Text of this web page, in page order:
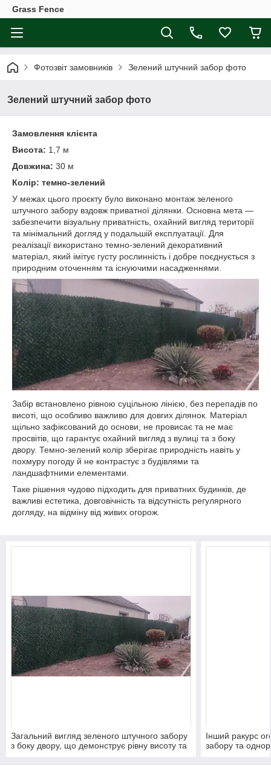
Grass Fence
Фотозвіт замовників Зелений штучний забор фото
Зелений штучний забор фото
Замовлення клієнта
Висота: 1,7 м
Довжина: 30 м
Колір: темно-зелений
У межах цього проєкту було виконано монтаж зеленого
штучного забору вздовж приватної ділянки. Основна мета —
забезпечити візуальну приватність, охайний вигляд території
та мінімальний догляд у подальшій експлуатації. Для
реалізації використано темно-зелений декоративний
матеріал, який імітує густу рослинність і добре поєднується з
природним оточенням та існуючими насадженнями.
Забір встановлено рівною суцільною лінією, без перепадів по
висоті, що особливо важливо для довгих ділянок. Матеріал
щільно зафіксований до основи, не провисає та не має
просвітів, що гарантує охайний вигляд з вулиці та з боку
двору. Темно-зелений колір зберігає природність навіть у
похмуру погоду й не контрастує з будівлями та
ландшафтними елементами.
Таке рішення чудово підходить для приватних будинків, де
важливі естетика, довговічність та відсутність регулярного
догляду, на відміну від живих огорож.
Загальний вигляд зеленого штучного забору
з боку двору, що демонструє рівну висоту та
Інший ракурс
забору та